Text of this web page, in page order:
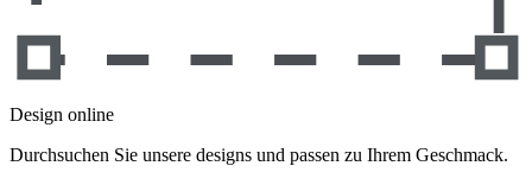
Design online
Durchsuchen Sie unsere designs und passen zu Ihrem Geschmack.